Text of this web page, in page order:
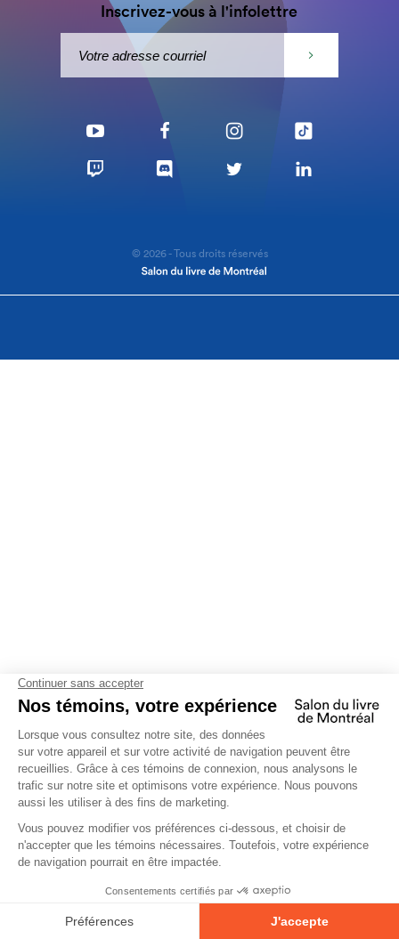
Inscrivez-vous à l'infolettre
© 2026 - Tous droits réservés